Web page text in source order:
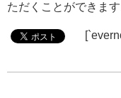
ただくことができます